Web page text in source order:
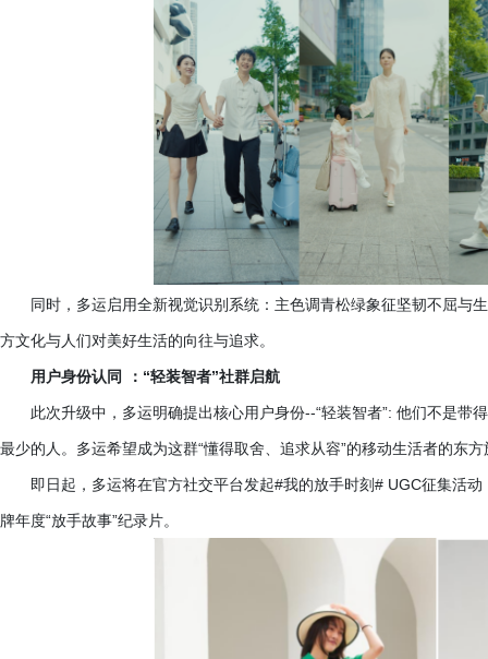
同时，多运启用全新视觉识别系统：主色调青松绿象征坚韧不屈与
方文化与人们对美好生活的向往与追求。
用户身份认同 ： “轻装智者”社群启航
此次升级中，多运明确提出核心用户身份--“轻装智者”: 他们不是带
最少的人。多运希望成为这群“懂得取舍、追求从容”的移动生活者的东方
即日起，多运将在官方社交平台发起#我的放手时刻# UGC征集活动
牌年度“放手故事”纪录片。